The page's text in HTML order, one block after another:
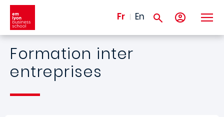
Aller au contenu principal
Fr En
Formation inter
entreprises